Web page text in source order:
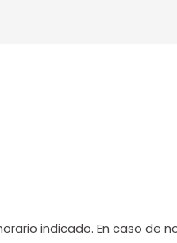
indicado. En caso de